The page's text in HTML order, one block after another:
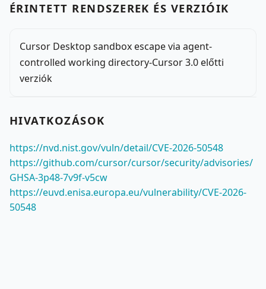
ÉRINTETT RENDSZEREK ÉS VERZIÓIK
Cursor Desktop sandbox escape via agent-
controlled working directory-Cursor 3.0 előtti
verziók
HIVATKOZÁSOK
https://nvd.nist.gov/vuln/detail/CVE-2026-50548
https://github.com/cursor/cursor/security/advisories/
GHSA-3p48-7v9f-v5cw
https://euvd.enisa.europa.eu/vulnerability/CVE-2026-
50548